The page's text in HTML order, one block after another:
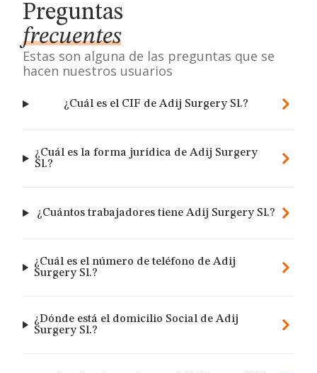
Preguntas
frecuentes
Estas son alguna de las preguntas que se
hacen nuestros usuarios
¿Cuál es el CIF de Adij Surgery Sl.?
¿Cuál es la forma jurídica de Adij Surgery
Sl.?
¿Cuántos trabajadores tiene Adij Surgery Sl.?
¿Cuál es el número de teléfono de Adij
Surgery Sl.?
¿Dónde está el domicilio Social de Adij
Surgery Sl.?